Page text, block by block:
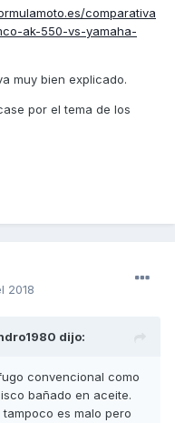
comparativa
ak-550-vs-yamaha-
muy bien explicado.
por el tema de los
2018
dijo:
convencional como
bañado en aceite.
es malo pero